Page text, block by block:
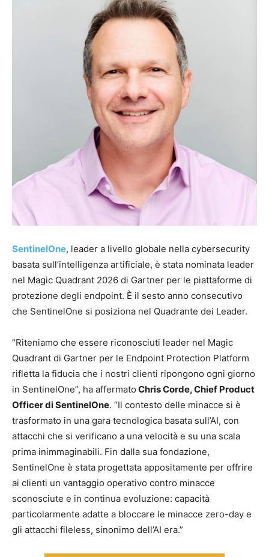
SentinelOne, leader a livello globale nella cybersecurity
basata sull’intelligenza artificiale, è stata nominata leader
nel Magic Quadrant 2026 di Gartner per le piattaforme di
protezione degli endpoint. È il sesto anno consecutivo
che SentinelOne si posiziona nel Quadrante dei Leader.
“Riteniamo che essere riconosciuti leader nel Magic
Quadrant di Gartner per le Endpoint Protection Platform
rifletta la fiducia che i nostri clienti ripongono ogni giorno
in SentinelOne”, ha affermato Chris Corde, Chief Product
Officer di SentinelOne. “Il contesto delle minacce si è
trasformato in una gara tecnologica basata sull’AI, con
attacchi che si verificano a una velocità e su una scala
prima inimmaginabili. Fin dalla sua fondazione,
SentinelOne è stata progettata appositamente per offrire
ai clienti un vantaggio operativo contro minacce
sconosciute e in continua evoluzione: capacità
particolarmente adatte a bloccare le minacce zero-day e
gli attacchi fileless, sinonimo dell’AI era.”